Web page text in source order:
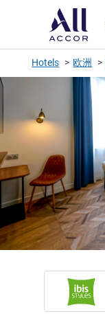
Hotels 欧洲